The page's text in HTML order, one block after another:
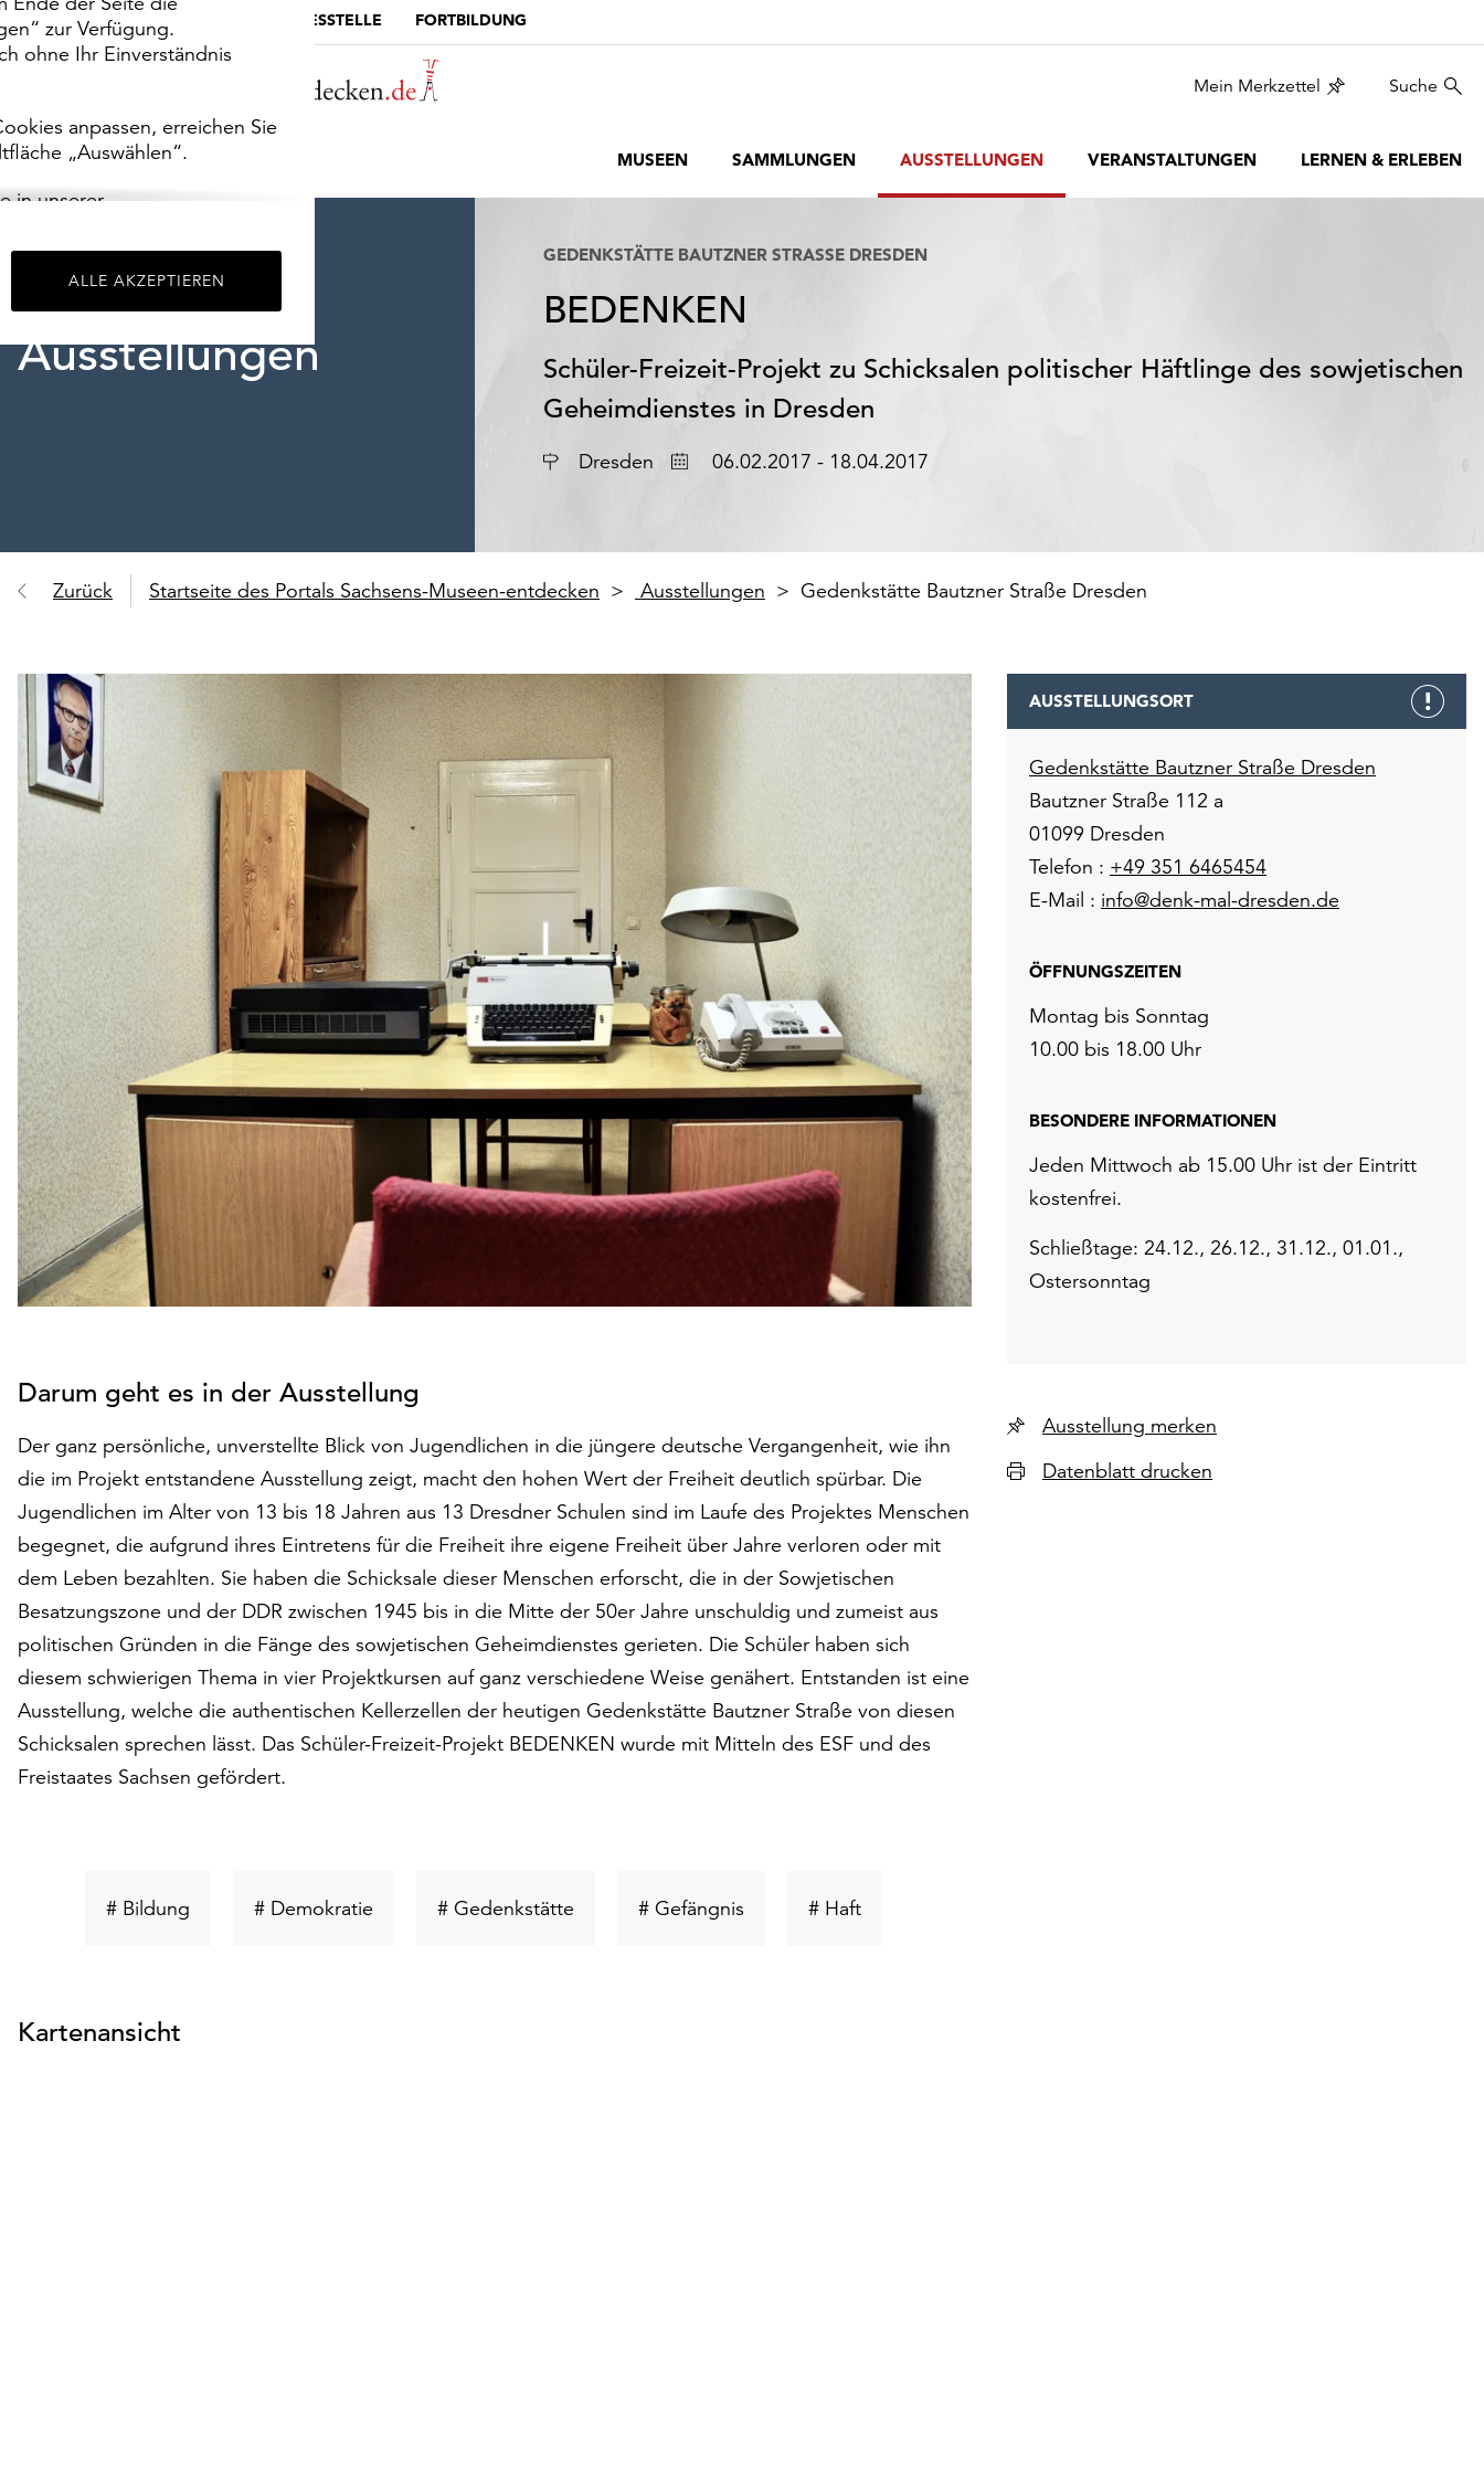
zur Verfügung.
ohne Ihr Einverständnis
anpassen, erreichen Sie
„Auswählen“.
in unserer
ALLE AKZEPTIEREN
MUSEUMSPORTAL DIE LANDESSTELLE FORTBILDUNG
Mein Merkzettel Suche
MUSEEN SAMMLUNGEN AUSSTELLUNGEN VERANSTALTUNGEN LERNEN & ERLEBEN
Ausstellungen
GEDENKSTÄTTE BAUTZNER STRASSE DRESDEN
BEDENKEN
Schüler-Freizeit-Projekt zu Schicksalen politischer Häftlinge des sowjetischen
Geheimdienstes in Dresden
Ort Dresden Datum06.02.2017 - 18.04.2017
Zurück Startseite des Portals Sachsens-Museen-entdecken Ausstellungen Gedenkstätte Bautzner Straße Dresden
Darum geht es in der Ausstellung
Der ganz persönliche, unverstellte Blick von Jugendlichen in die jüngere deutsche Vergangenheit, wie ihn
die im Projekt entstandene Ausstellung zeigt, macht den hohen Wert der Freiheit deutlich spürbar. Die
Jugendlichen im Alter von 13 bis 18 Jahren aus 13 Dresdner Schulen sind im Laufe des Projektes Menschen
begegnet, die aufgrund ihres Eintretens für die Freiheit ihre eigene Freiheit über Jahre verloren oder mit
dem Leben bezahlten. Sie haben die Schicksale dieser Menschen erforscht, die in der Sowjetischen
Besatzungszone und der DDR zwischen 1945 bis in die Mitte der 50er Jahre unschuldig und zumeist aus
politischen Gründen in die Fänge des sowjetischen Geheimdienstes gerieten. Die Schüler haben sich
diesem schwierigen Thema in vier Projektkursen auf ganz verschiedene Weise genähert. Entstanden ist eine
Ausstellung, welche die authentischen Kellerzellen der heutigen Gedenkstätte Bautzner Straße von diesen
Schicksalen sprechen lässt. Das Schüler-Freizeit-Projekt BEDENKEN wurde mit Mitteln des ESF und des
Freistaates Sachsen gefördert.
# Bildung Schlüsselwort# DemokratieSchlüsselwort# GedenkstätteSchlüsselwort
# Gefängnis Schlüsselwort
# HaftSchlüsselwort
Kartenansicht
AUSSTELLUNGSORT
Gedenkstätte Bautzner Straße Dresden
Bautzner Straße 112 a
01099 Dresden
Telefon : +49 351 6465454
E-Mail : info@denk-mal-dresden.de
ÖFFNUNGSZEITEN
Montag bis Sonntag
10.00 bis 18.00 Uhr
BESONDERE INFORMATIONEN
Jeden Mittwoch ab 15.00 Uhr ist der Eintritt
kostenfrei.
Schließtage: 24.12., 26.12., 31.12., 01.01.,
Ostersonntag
Ausstellung merken
Datenblatt drucken